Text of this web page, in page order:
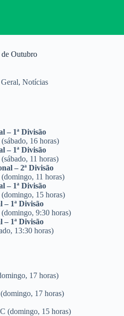
de Outubro
Geral, Notícias
– 1ª Divisão
16 horas)
– 1ª Divisão
11 horas)
– 2ª Divisão
11 horas)
– 1ª Divisão
15 horas)
– 1ª Divisão
9:30 horas)
– 1ª Divisão
13:30 horas)
17 horas)
17 horas)
(domingo, 15 horas)